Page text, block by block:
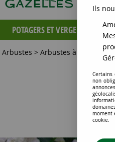
POTAGERS ET VERGERS
Arbustes > Arbustes à intérêt
Ils
Certains
non
moment
cookie.